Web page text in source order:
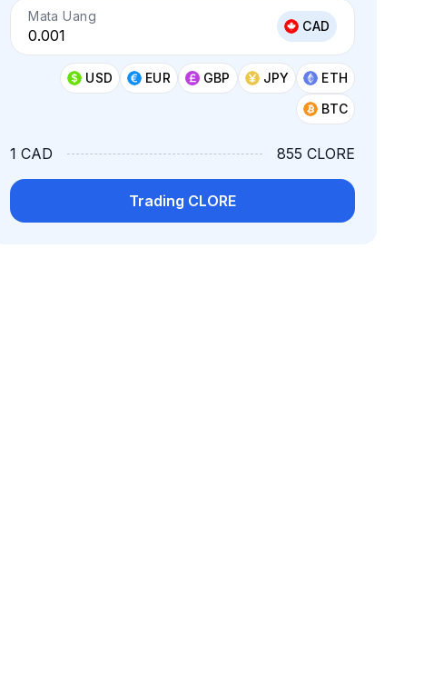
Mata Uang
CAD
USD EUR GBP JPY
ETH
BTC
1 CAD 855 CLORE
Trading CLORE